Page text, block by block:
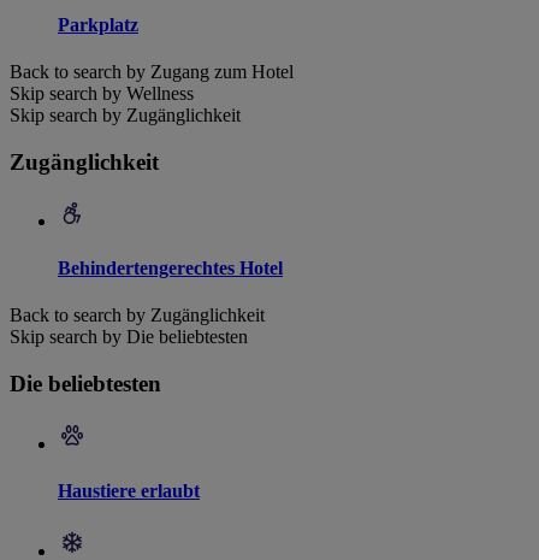
Parkplatz
Back to search by Zugang zum Hotel
Skip search by Wellness
Skip search by Zugänglichkeit
Zugänglichkeit
Behindertengerechtes Hotel
Back to search by Zugänglichkeit
Skip search by Die beliebtesten
Die beliebtesten
Haustiere erlaubt